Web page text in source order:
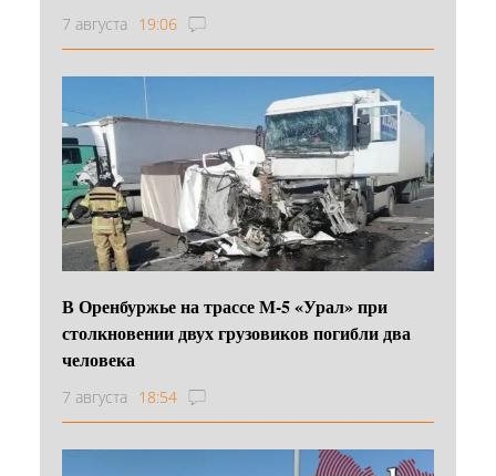
7 августа 19:06
В Оренбуржье на трассе М-5 «Урал» при
столкновении двух грузовиков погибли два
человека
7 августа 18:54